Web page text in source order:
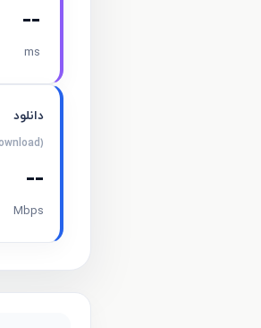
--
ms
دانلود
(Download)
--
Mbps